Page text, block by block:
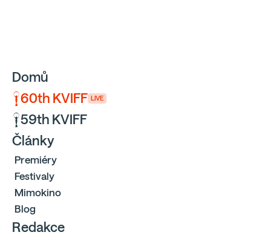
Domů
60th KVIFF LIVE
59th KVIFF
Články
Premiéry
Festivaly
Mimokino
Blog
Redakce